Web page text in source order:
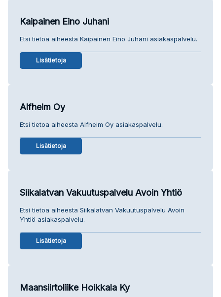
Kaipainen Eino Juhani
Etsi tietoa aiheesta Kaipainen Eino Juhani asiakaspalvelu.
Lisätietoja
Alfheim Oy
Etsi tietoa aiheesta Alfheim Oy asiakaspalvelu.
Lisätietoja
Siikalatvan Vakuutuspalvelu Avoin Yhtiö
Etsi tietoa aiheesta Siikalatvan Vakuutuspalvelu Avoin
Yhtiö asiakaspalvelu.
Lisätietoja
Maansiirtoliike Hoikkala Ky